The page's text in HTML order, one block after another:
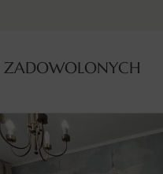
w stylu
czy boho. Sprawdź
i porównaj różne style.